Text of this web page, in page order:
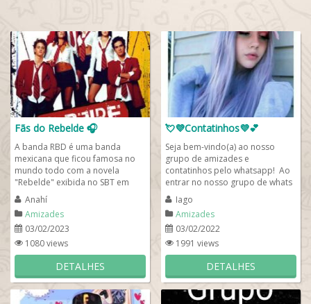
Fãs do Rebelde 🎧
A banda RBD é uma banda
mexicana que ficou famosa no
mundo todo com a novela
"Rebelde" exibida no SBT em
2005. Conquistou crianças,
adolescentes e adultos em...
Anahí
Amizades
03/02/2023
1080 views
DETALHES
💘💜Contatinhos💜💕
Seja bem-vindo(a) ao nosso
grupo de amizades e
contatinhos pelo whatsapp! Ao
entrar no nosso grupo de whats
pedimos que se apresente com
o seu nome, a sua...
Iago
Amizades
03/02/2022
1991 views
DETALHES